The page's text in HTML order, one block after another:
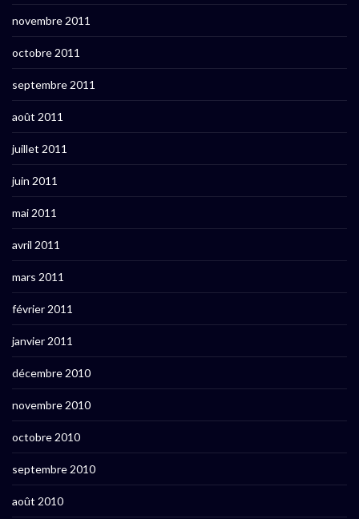
novembre 2011
octobre 2011
septembre 2011
août 2011
juillet 2011
juin 2011
mai 2011
avril 2011
mars 2011
février 2011
janvier 2011
décembre 2010
novembre 2010
octobre 2010
septembre 2010
août 2010